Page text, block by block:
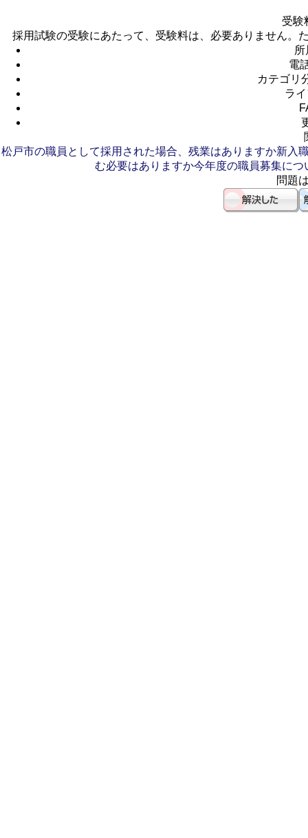
受験
採用試験の受験にあたって、受験料は、必要ありません。
電
カテゴリ
ラ
松戸市の職員として採用された場合、残業はありますか新入
む必要はありますか今年度の職員募集につ
問題